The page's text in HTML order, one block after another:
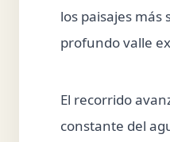
los paisajes
profundo valle
El recorrido
constante del